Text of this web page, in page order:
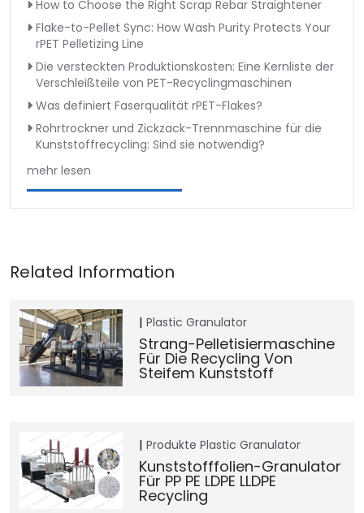
How to Choose the Right Scrap Rebar Straightener
Flake-to-Pellet Sync: How Wash Purity Protects Your
rPET Pelletizing Line
Die versteckten Produktionskosten: Eine Kernliste der
Verschleißteile von PET-Recyclingmaschinen
Was definiert Faserqualität rPET-Flakes?
Rohrtrockner und Zickzack-Trennmaschine für die
Kunststoffrecycling: Sind sie notwendig?
mehr lesen
Plastic Granulator
Strang-Pelletisiermaschine
Für Die Recycling Von
Steifem Kunststoff
Produkte Plastic Granulator
Kunststofffolien-Granulator
Für PP PE LDPE LLDPE
Recycling